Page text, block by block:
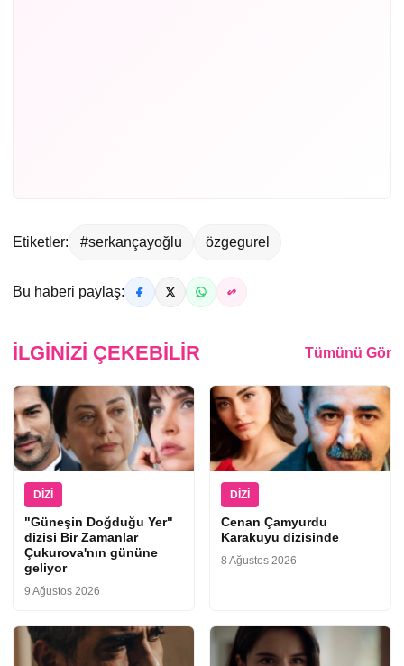
Etiketler: #serkançayoğlu özgegurel
Bu haberi paylaş:
İLGINIZI ÇEKEBILIR Tümünü Gör
DIZI
"Güneşin Doğduğu Yer"
dizisi Bir Zamanlar
Çukurova'nın gününe
geliyor
9 Ağustos 2026
DIZI
Cenan Çamyurdu
Karakuyu dizisinde
8 Ağustos 2026